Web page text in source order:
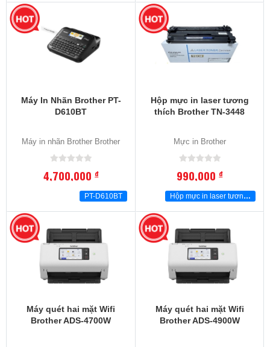
Máy In Nhãn Brother PT-
D610BT
Máy in nhãn Brother Brother
4,700,000đ
PT-D610BT
Hộp mực in laser tương
thích Brother TN-3448
Mực in Brother
990,000đ
Hộp mực in laser tương thích Brother TN-3448
Máy quét hai mặt Wifi
Brother ADS-4700W
Máy quét hai mặt Wifi
Brother ADS-4900W